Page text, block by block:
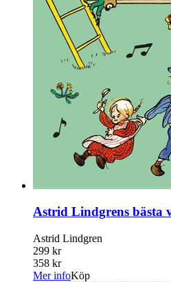
Astrid Lindgrens bästa
Astrid Lindgren
299 kr
358 kr
Mer infoKöp